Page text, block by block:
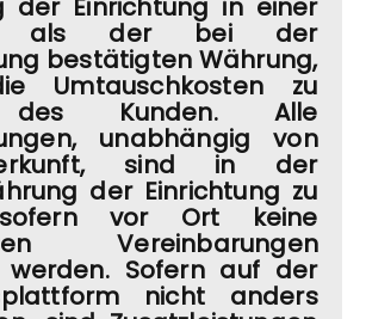
der Einrichtung in einer
als der bei der
bestätigten Währung,
Umtauschkosten zu
des Kunden. Alle
unabhängig von
sind in der
der Einrichtung zu
vor Ort keine
Vereinbarungen
werden. Sofern auf der
nicht anders